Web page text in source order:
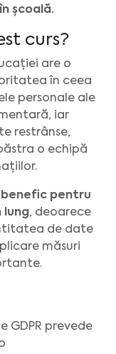
școală.
curs?
are o
în ceea
personale ale
iar
restrânse,
o echipă
benefic pentru
lung, deoarece
de date
măsuri
GDPR prevede